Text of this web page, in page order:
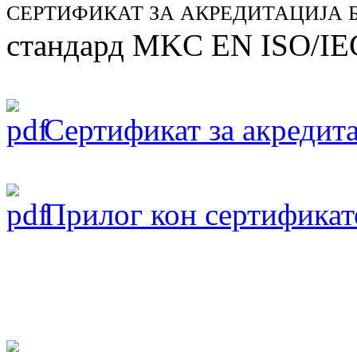
СЕРТИФИКАТ ЗА АКРЕДИТАЦИЈА
стандард MKC EN ISO/
Сертификат за
Прилог кон